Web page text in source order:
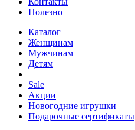
Полезно
Каталог
Женщинам
Мужчинам
Детям
Sale
Акции
Новогодние игрушки
Подарочные сертификаты